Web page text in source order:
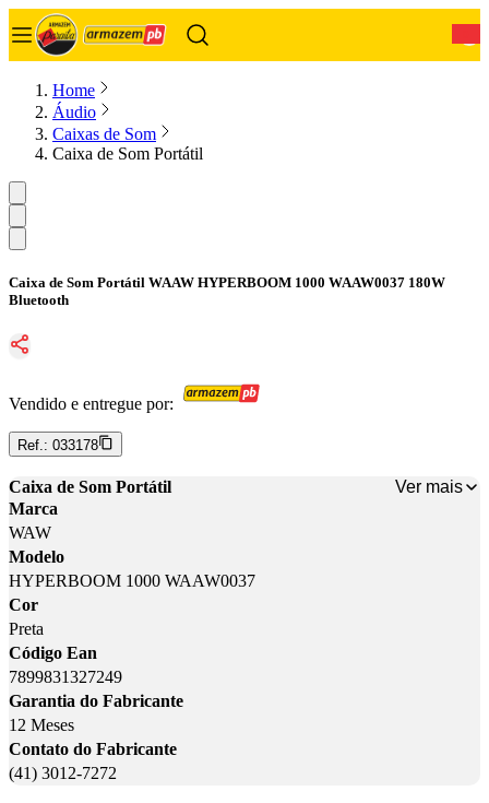
Home
Áudio
Caixas de Som
Caixa de Som Portátil
Caixa de Som Portátil WAAW HYPERBOOM 1000 WAAW0037 180W
Bluetooth
Vendido e entregue por:
Ref.: 033178
Caixa de Som Portátil
Ver mais
Marca
WAW
Modelo
HYPERBOOM 1000 WAAW0037
Cor
Preta
Código Ean
7899831327249
Garantia do Fabricante
12 Meses
Contato do Fabricante
(41) 3012-7272